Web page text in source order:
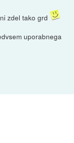
zdel tako grd
uporabnega